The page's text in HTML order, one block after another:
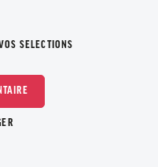
SELECTIONS